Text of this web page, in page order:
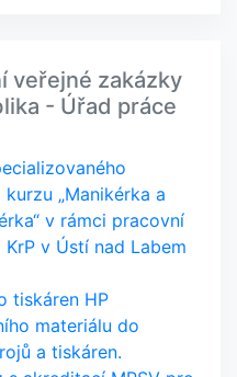
veřejné zakázky
- Úřad práce
„Manikérka a
v rámci pracovní
v Ústí nad Labem
tiskáren HP
materiálu do
a tiskáren.